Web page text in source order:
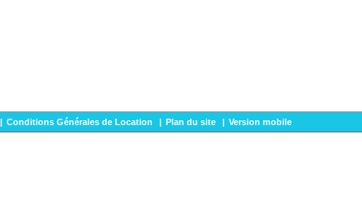
| Conditions Générales de Location | Plan du site | Version mobile